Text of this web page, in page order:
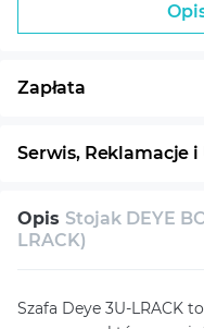
Zapłata
Serwis, Reklamacje i
Konsultacja
Opis Stojak DEYE
LRACK)
Szafa Deye 3U-LRACK